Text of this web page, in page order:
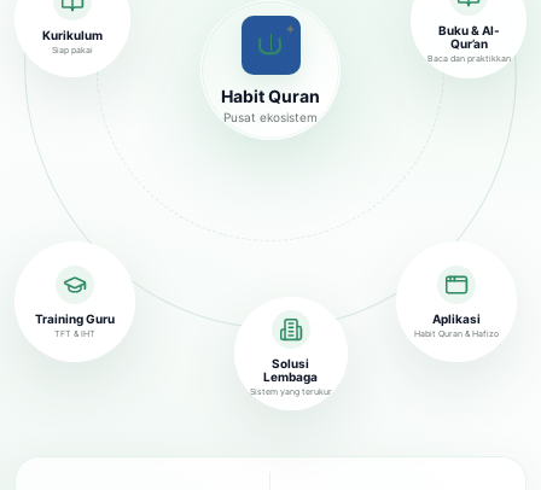
✦
Habit Quran
Pusat ekosistem
Buku & Al-
Qur’an
Baca dan praktikkan
Training Guru
TFT & IHT
Solusi
Lembaga
Sistem yang terukur
Kurikulum
Siap pakai
Aplikasi
Habit Quran & Hafizo